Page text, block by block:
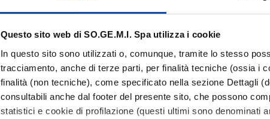
Questo sito web di SO.GE.M.I. Spa utilizza i cookie
In questo sito sono utilizzati o, comunque, tramite lo stesso
tracciamento, anche di terze parti, per finalità tecniche (ossia i
finalità (non tecniche), come specificato nella sezione Dettagli
consultabili anche dal footer del presente sito, che possono
statistici e cookie di profilazione (questi ultimi sono denominati